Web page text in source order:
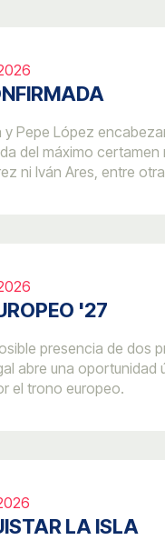
y Pepe López
del máximo
ni Iván Ares, entre
'27
presencia de dos
abre una
el trono europeo.
LA ISLA